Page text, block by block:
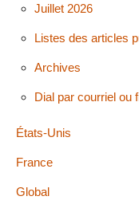
Juillet 2026
Listes des articles
Archives
Dial par courriel ou
États-Unis
France
Global